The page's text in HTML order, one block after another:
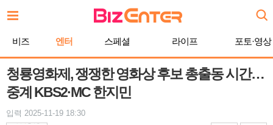
문
비즈 엔터 스페셜 라이프 포토·영상
청룡영화제, 쟁쟁한 영화상 후보 총출동 시간…
중계 KBS2·MC 한지민
입력 2025-11-19 18:30